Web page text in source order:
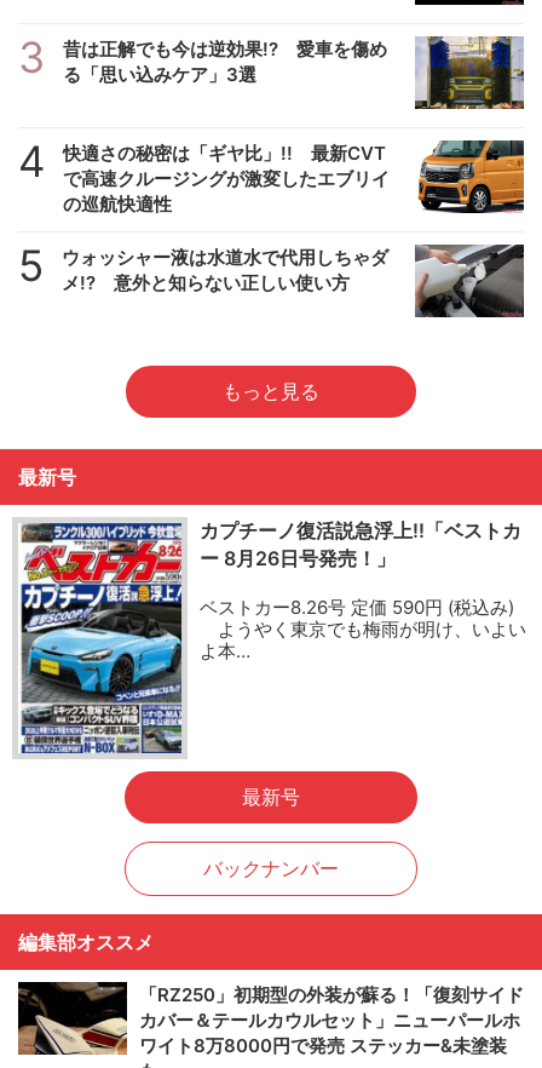
3
昔は正解でも今は逆効果!? 愛車を傷め
る「思い込みケア」3選
4
快適さの秘密は「ギヤ比」!! 最新CVT
で高速クルージングが激変したエブリイ
の巡航快適性
5
ウォッシャー液は水道水で代用しちゃダ
メ!? 意外と知らない正しい使い方
もっと見る
最新号
カプチーノ復活説急浮上!!「ベストカ
ー 8月26日号発売！」
ベストカー8.26号 定価 590円 (税込み)
ようやく東京でも梅雨が明け、いよい
よ本…
最新号
バックナンバー
編集部オススメ
「RZ250」初期型の外装が蘇る！「復刻サイド
カバー＆テールカウルセット」ニューパールホ
ワイト8万8000円で発売 ステッカー&未塗装